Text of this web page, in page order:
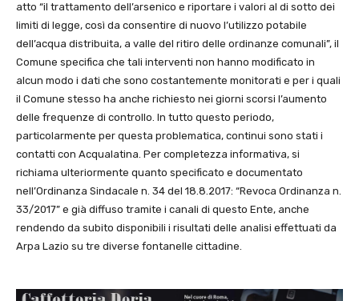
atto “il trattamento dell’arsenico e riportare i valori al di sotto dei
limiti di legge, così da consentire di nuovo l’utilizzo potabile
dell’acqua distribuita, a valle del ritiro delle ordinanze comunali”, il
Comune specifica che tali interventi non hanno modificato in
alcun modo i dati che sono costantemente monitorati e per i quali
il Comune stesso ha anche richiesto nei giorni scorsi l’aumento
delle frequenze di controllo. In tutto questo periodo,
particolarmente per questa problematica, continui sono stati i
contatti con Acqualatina. Per completezza informativa, si
richiama ulteriormente quanto specificato e documentato
nell’Ordinanza Sindacale n. 34 del 18.8.2017: “Revoca Ordinanza n.
33/2017” e già diffuso tramite i canali di questo Ente, anche
rendendo da subito disponibili i risultati delle analisi effettuati da
Arpa Lazio su tre diverse fontanelle cittadine.